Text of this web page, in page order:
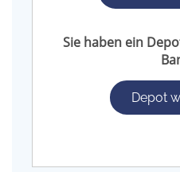
Sie haben ein
Depot